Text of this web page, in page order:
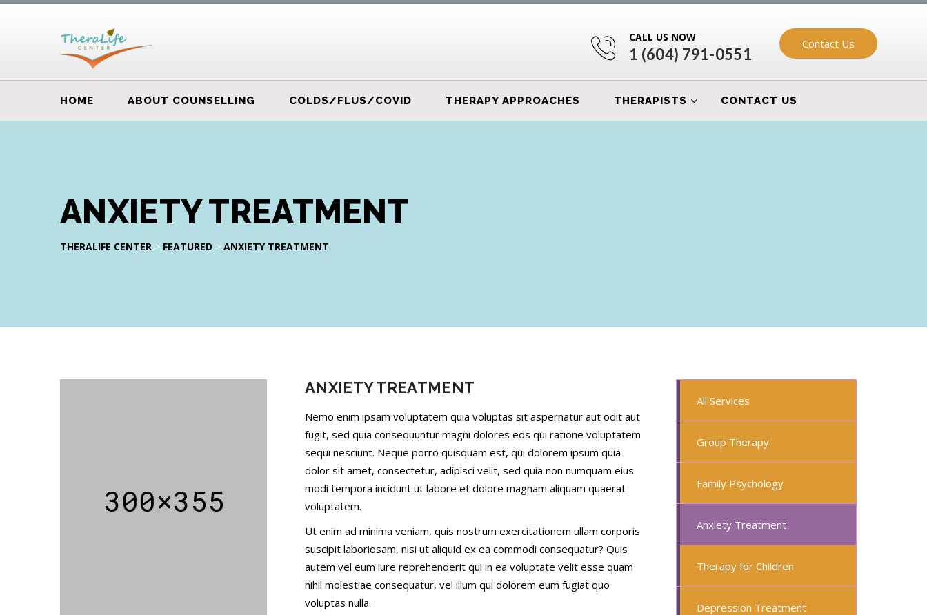
CALL US NOW
1 (604) 791-0551
Contact Us
HOME ABOUT COUNSELLING COLDS/FLUS/COVID THERAPY APPROACHES THERAPISTS CONTACT US
ANXIETY TREATMENT
THERALIFE CENTER > FEATURED > ANXIETY TREATMENT
All Services
Group Therapy
Family Psychology
Anxiety Treatment
Therapy for Children
Depression Treatment
ANXIETY TREATMENT
Nemo enim ipsam voluptatem quia voluptas sit aspernatur aut odit aut
fugit, sed quia consequuntur magni dolores eos qui ratione voluptatem
sequi nesciunt. Neque porro quisquam est, qui dolorem ipsum quia
dolor sit amet, consectetur, adipisci velit, sed quia non numquam eius
modi tempora incidunt ut labore et dolore magnam aliquam quaerat
voluptatem.
Ut enim ad minima veniam, quis nostrum exercitationem ullam corporis
suscipit laboriosam, nisi ut aliquid ex ea commodi consequatur? Quis
autem vel eum iure reprehenderit qui in ea voluptate velit esse quam
nihil molestiae consequatur, vel illum qui dolorem eum fugiat quo
voluptas nulla.